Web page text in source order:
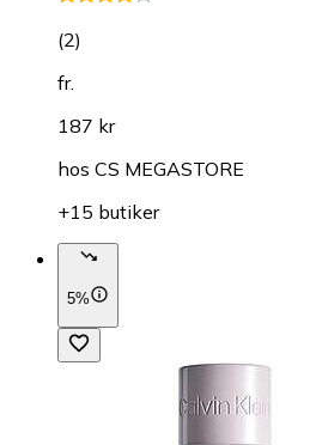
(2)
fr.
187 kr
hos CS MEGASTORE
+15 butiker
5%